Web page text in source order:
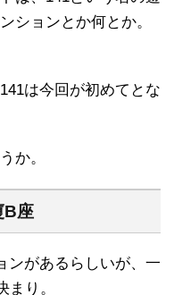
ションとか何とか。
は今回が初めてとな
か。
B座
ンがあるらしいが、一
り。